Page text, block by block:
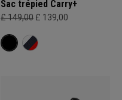
Sac trépied Carry+
£ 149,00 £ 139,00